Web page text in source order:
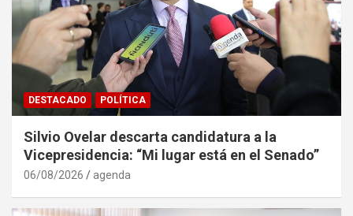
DESTACADO POLÍTICA
Silvio Ovelar descarta candidatura a la
Vicepresidencia: “Mi lugar está en el Senado”
06/08/2026 agenda